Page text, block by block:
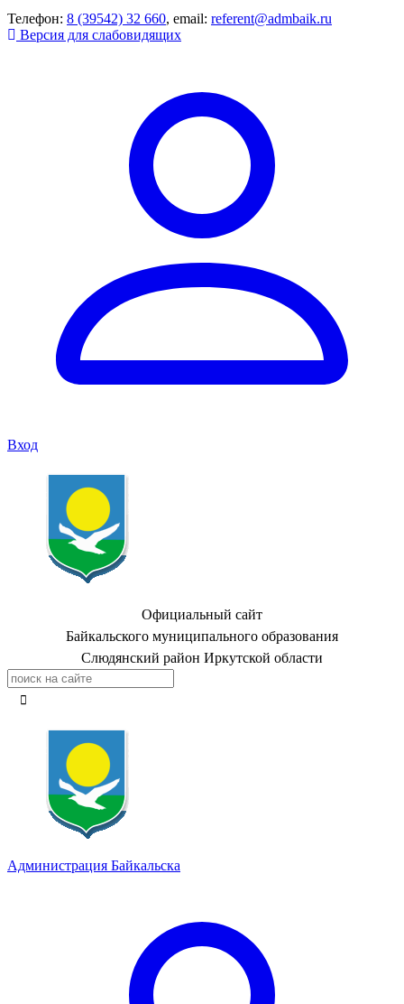
Телефон: 8 (39542) 32 660, email: referent@admbaik.ru
Версия для слабовидящих
Вход
Официальный сайт
Байкальского муниципального образования
Слюдянский район Иркутской области
Администрация Байкальска